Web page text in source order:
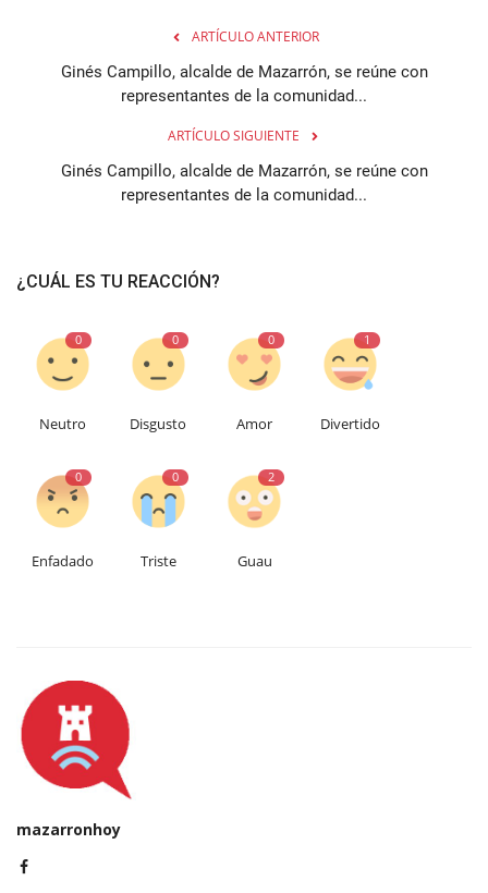
ARTÍCULO ANTERIOR
Ginés Campillo, alcalde de Mazarrón, se reúne con
representantes de la comunidad...
ARTÍCULO SIGUIENTE
Ginés Campillo, alcalde de Mazarrón, se reúne con
representantes de la comunidad...
¿CUÁL ES TU REACCIÓN?
0
Neutro
0
Disgusto
0
Amor
1
Divertido
0
Enfadado
0
Triste
2
Guau
mazarronhoy